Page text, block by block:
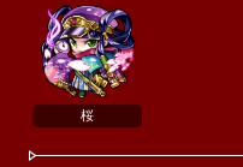
桜